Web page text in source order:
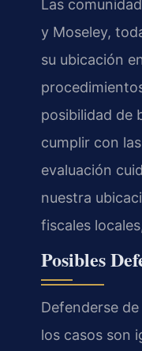
Las
y Moseley,
su ubicación
posibilidad de
cumplir con
evaluación
nuestra
fiscales
Posibles
Defenderse
los casos son